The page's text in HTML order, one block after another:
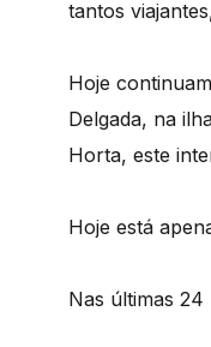
tantos
Hoje
Delgada, na
Horta, este
Hoje está
Nas últimas